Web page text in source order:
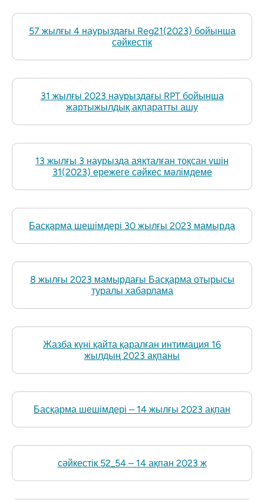
57 жылғы 4 наурыздағы Reg21(2023) бойынша
сәйкестік
31 жылғы 2023 наурыздағы RPT бойынша
жартыжылдық ақпаратты ашу
13 жылғы 3 наурызда аяқталған тоқсан үшін
31(2023) ережеге сәйкес мәлімдеме
Басқарма шешімдері 30 жылғы 2023 мамырда
8 жылғы 2023 мамырдағы Басқарма отырысы
туралы хабарлама
Жазба күні қайта қаралған интимация 16
жылдың 2023 ақпаны
Басқарма шешімдері – 14 жылғы 2023 ақпан
сәйкестік 52_54 – 14 ақпан 2023 ж